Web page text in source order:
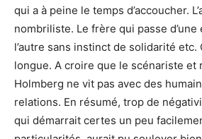
qui a à peine le temps d’accoucher.
nombriliste. Le frère qui passe
l’autre sans instinct de solidarité etc.
longue. A croire que le scénariste et
Holmberg ne vit pas avec des
relations. En résumé, trop de
qui démarrait certes un peu